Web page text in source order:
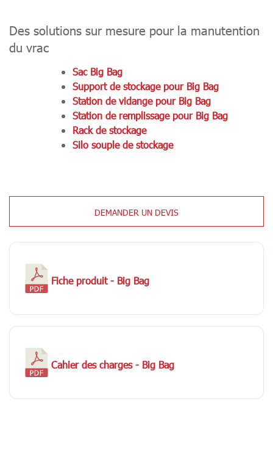
Des solutions sur mesure pour la manutention
du vrac
Sac Big Bag
Support de stockage pour Big Bag
Station de vidange pour Big Bag
Station de remplissage pour Big Bag
Rack de stockage
Silo souple de stockage
DEMANDER UN DEVIS
Fiche produit - Big Bag
Cahier des charges - Big Bag